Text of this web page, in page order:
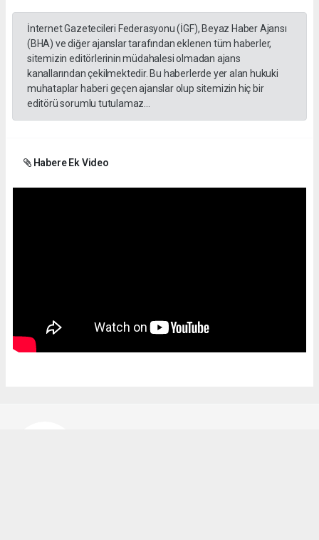
İnternet Gazetecileri Federasyonu (İGF), Beyaz Haber Ajansı
(BHA) ve diğer ajanslar tarafından eklenen tüm haberler,
sitemizin editörlerinin müdahalesi olmadan ajans
kanallarından çekilmektedir. Bu haberlerde yer alan hukuki
muhataplar haberi geçen ajanslar olup sitemizin hiç bir
editörü sorumlu tutulamaz...
Habere Ek Video